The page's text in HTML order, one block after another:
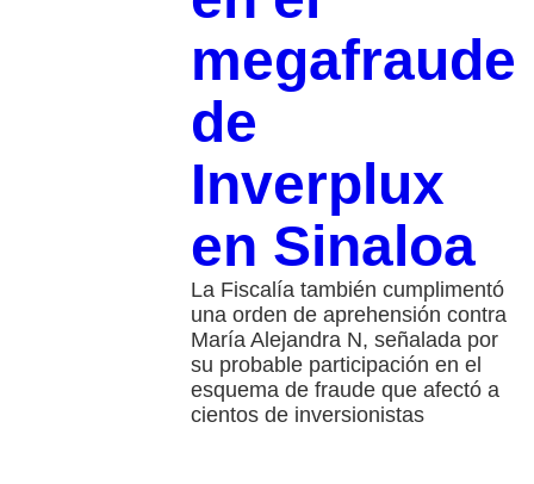
megafraude
de
Inverplux
en Sinaloa
La Fiscalía también cumplimentó
una orden de aprehensión contra
María Alejandra N, señalada por
su probable participación en el
esquema de fraude que afectó a
cientos de inversionistas